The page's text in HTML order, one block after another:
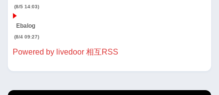
(8/5 14:03)
Ebalog
(8/4 09:27)
Powered by livedoor 相互RSS